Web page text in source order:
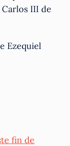
III de
Ezequiel
fin de